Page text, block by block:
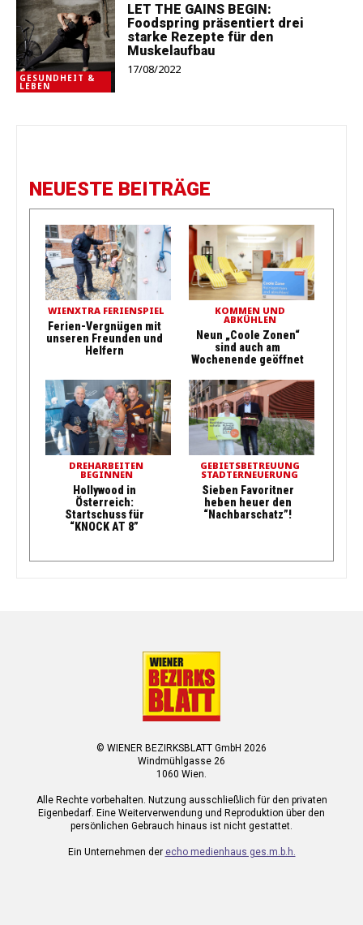
GESUNDHEIT &
LEBEN
LET THE GAINS BEGIN:
Foodspring präsentiert drei
starke Rezepte für den
Muskelaufbau
17/08/2022
NEUESTE BEITRÄGE
WIENXTRA FERIENSPIEL
Ferien-Vergnügen mit
unseren Freunden und
Helfern
KOMMEN UND
ABKÜHLEN
Neun „Coole Zonen“
sind auch am
Wochenende geöffnet
DREHARBEITEN
BEGINNEN
Hollywood in
Österreich:
Startschuss für
“KNOCK AT 8”
GEBIETSBETREUUNG
STADTERNEUERUNG
Sieben Favoritner
heben heuer den
“Nachbarschatz”!
© WIENER BEZIRKSBLATT GmbH 2026
Windmühlgasse 26
1060 Wien.
Alle Rechte vorbehalten. Nutzung ausschließlich für den privaten
Eigenbedarf. Eine Weiterverwendung und Reproduktion über den
persönlichen Gebrauch hinaus ist nicht gestattet.
Ein Unternehmen der echo medienhaus ges.m.b.h.